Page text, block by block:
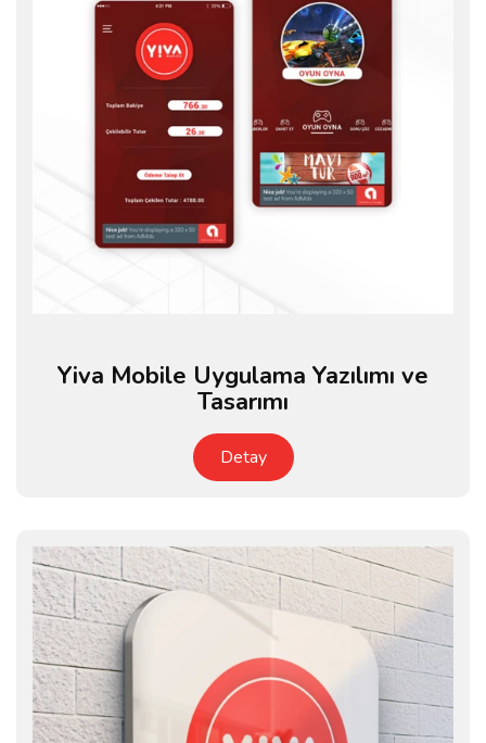
Yiva Mobile Uygulama Yazılımı ve
Tasarımı
Detay